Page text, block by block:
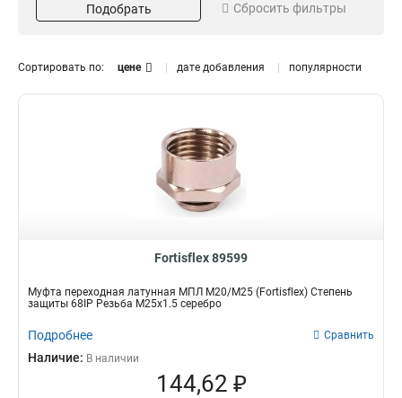
Нержавеющая сталь
М16x1.5
М32x1.5
М6 5
М8
М25 2
М16 2
М25/М20
Подобрать
Сбросить фильтры
Сортировать по: цене дате добавления популярности
Fortisflex 89599
Муфта переходная латунная МПЛ М20/М25 (Fortisflex) Степень
защиты 68IP Резьба M25x1.5 серебро
Подробнее Сравнить
Наличие: В наличии
144,62 ₽